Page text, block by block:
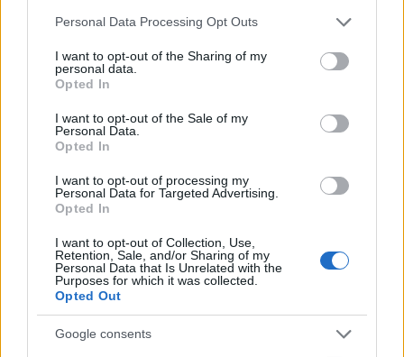
Please note that this website/app uses one or more Google
not limited to your visit or usage behaviour. You may click to
grant or deny consent to Google and its third-party tags to
use your data for below specified purposes in below Google
consent section.
Personal Data Processing Opt Outs
I want to opt-out of the Sharing of my
personal data.
Opted In
I want to opt-out of the Sale of my
Personal Data.
Opted In
I want to opt-out of processing my
Personal Data for Targeted Advertising.
Opted In
I want to opt-out of Collection, Use,
Retention, Sale, and/or Sharing of my
Personal Data that Is Unrelated with the
Purposes for which it was collected.
Opted Out
Google consents
Często sprawdzane
Poprawnośćtruskawki na torcie
Jak zwracać się do biskupa
Ciekawostki
porzekadło— Pochodzenie wyrazu porzekadło
— Masala definicją indyjskości
lwia część— Dlaczegolwiaczęść?